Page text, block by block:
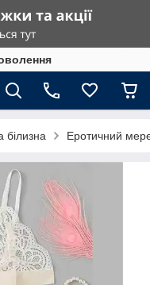
білизна Еротичний